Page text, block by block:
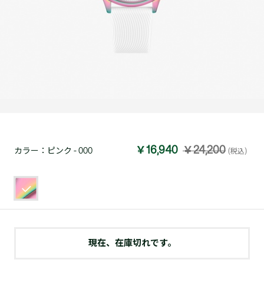
カラー： ピンク - 000 ￥16,940 ￥24,200 (税込)
現在、在庫切れです。